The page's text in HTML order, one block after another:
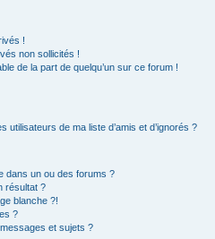
!
non sollicités !
de la part de quelqu’un sur ce forum !
utilisateurs de ma liste d’amis et d’ignorés ?
dans un ou des forums ?
résultat ?
blanche ?!
?
et sujets ?